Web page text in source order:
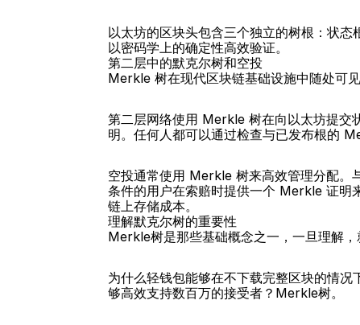
以太坊的区块头包含三个独立的树根：状
以密码学上的确定性高效验证。
第二层中的默克尔树和空投
Merkle 树在现代区块链基础设施中随处可见
第二层网络使用 Merkle 树在向以太坊提
明。任何人都可以通过检查与已发布根的
空投通常使用 Merkle 树来高效管理分配。
条件的用户在索赔时提供一个 Merkle 证明
链上存储成本。
理解默克尔树的重要性
Merkle树是那些基础概念之一，一旦理解，
为什么轻钱包能够在不下载完整区块的情
够高效支持数百万的接受者？Merkle树。